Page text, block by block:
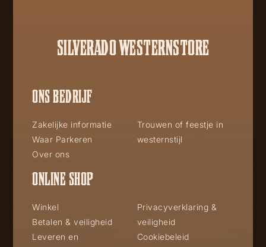
SILVERADO WESTERNSTORE
ONS BEDRIJF
Zakelijke informatie
Waar Parkeren
Over ons
Trouwen of feestje in
westernstijl
ONLINE SHOP
Winkel
Betalen & veiligheid
Leveren en
Privacyverklaring &
veiligheid
Cookiebeleid